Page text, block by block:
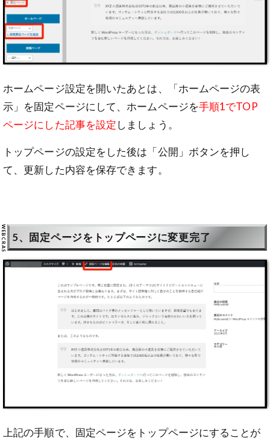
ホームページ設定を開いたあとは、「ホームページの表
示」を固定ページにして、ホームページを手順1でTOP
ページにした記事を設定 しましょう。
トップページの設定をした後は「公開」ボタンを押し
て、更新した内容を保存できます。
5、固定ページをトップページに変更完了
上記の手順で、固定ページをトップページにすることが